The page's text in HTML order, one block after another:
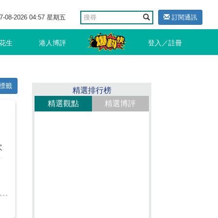
08-2026 04:57 星期五 訂閱通訊
生 港人博評 登入／註冊
籤
精選排行榜
精選觀點
精選博評